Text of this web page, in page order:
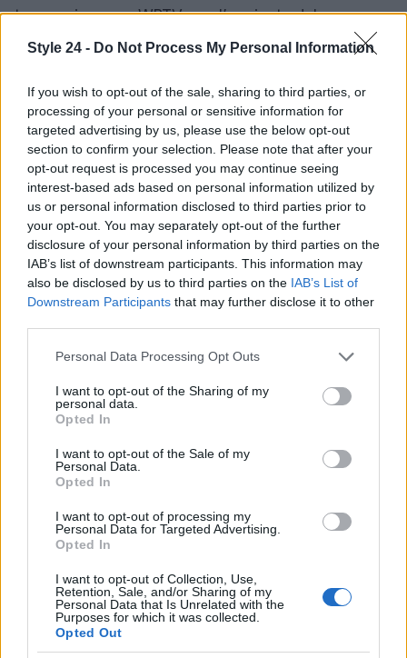
Style 24 - Do Not Process My Personal Information
If you wish to opt-out of the sale, sharing to third parties, or
processing of your personal or sensitive information for
targeted advertising by us, please use the below opt-out
section to confirm your selection. Please note that after your
opt-out request is processed you may continue seeing
interest-based ads based on personal information utilized by
us or personal information disclosed to third parties prior to
your opt-out. You may separately opt-out of the further
disclosure of your personal information by third parties on the
IAB’s list of downstream participants. This information may
also be disclosed by us to third parties on the IAB’s List of
Downstream Participants that may further disclose it to other
Please note that this website/app uses one or more Google
not limited to your visit or usage behaviour. You may click to
grant or deny consent to Google and its third-party tags to
use your data for below specified purposes in below Google
consent section.
Personal Data Processing Opt Outs
I want to opt-out of the Sharing of my
personal data.
Opted In
I want to opt-out of the Sale of my
Personal Data.
Opted In
I want to opt-out of processing my
Personal Data for Targeted Advertising.
Opted In
I want to opt-out of Collection, Use,
Retention, Sale, and/or Sharing of my
Personal Data that Is Unrelated with the
Purposes for which it was collected.
Opted Out
tempo pieno per WBTV con l’aggiunta del suo
programma in prima serata alle otto sul canale
dimesso dagli studi di WBTV News dopo 10 anni
alla stazione. Ora è ancora mattina per fox46
Charlotte.
BRIGIDA MACK, LA PROTAGONISTA
Tra il 2012 e il 2015, ha interpretato il ruolo di
Emcee agli eventi Chocolate For Cure. Tuttavia, è
stato presentatore ai Gaston Together Annual
Community Leadership Awards.
Delta Sigma Theta Charlotte Alumnae Chapter 75th
Anniversary Gala, al Galà ALZ per il 75°
anniversario dell’Alzheimer’s Association Western
Carolina Chapter, al Great Gatsby Annual Gala
Black Girls Run Annual Sweat for Your Sole
Conference Awards Banquet Dinner e alla Johnson
C. Smith University del 2019 gala di inaugurazione
presidenziale.
STIPENDIO DI BRIGIDA MACK